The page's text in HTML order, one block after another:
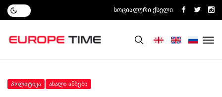
Სოციალური Ქსელი
Პოლიტიკა Ახალი Ამბები